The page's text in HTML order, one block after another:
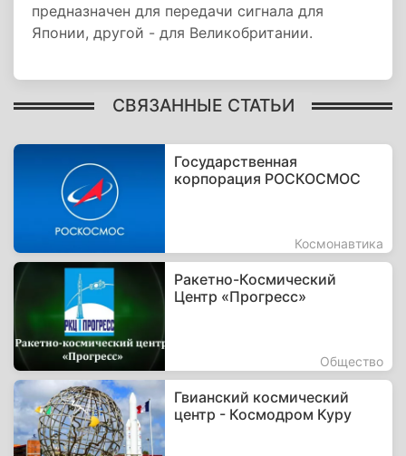
предназначен для передачи сигнала для
Японии, другой - для Великобритании.
СВЯЗАННЫЕ СТАТЬИ
Государственная
корпорация РОСКОСМОС
Космонавтика
Ракетно-Космический
Центр «Прогресс»
Общество
Гвианский космический
центр - Космодром Куру